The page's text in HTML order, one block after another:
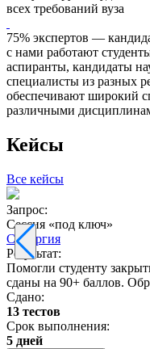
всех требований вуза
75% экспертов —
с нами работают
аспиранты, кандидаты
специалисты из разных
обеспечивают широкий
различными
Кейсы
Все кейсы
Запрос:
Сессия «под ключ»
Синергия
Результат:
Помогли студенту
сданы на 90+ баллов.
Сдано:
13 тестов
Срок выполнения:
5 дней